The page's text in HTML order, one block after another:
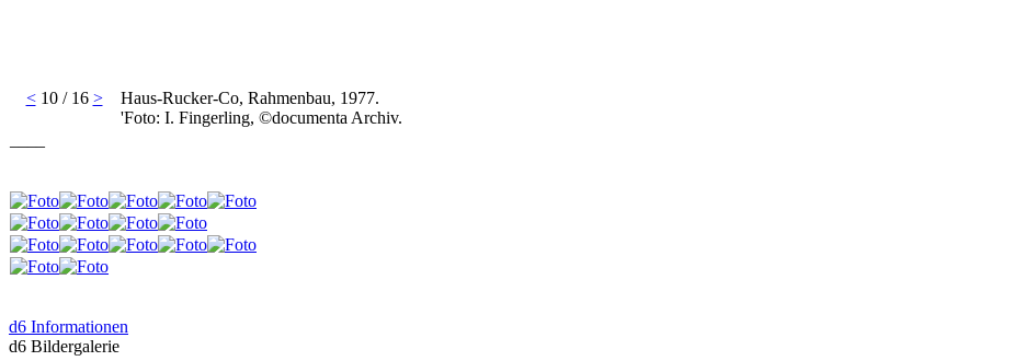
<10 / 16 >
Haus-Rucker-Co, Rahmenbau, 1977.
'Foto: I. Fingerling, ©documenta Archiv.
d6 Informationen
d6 Bildergalerie